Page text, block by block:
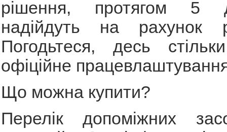
рішення, протягом 5
надійдуть на рахунок
Погодьтеся, десь
офіційне
Що можна купити?
Перелік допоміжних